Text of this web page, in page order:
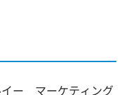
イー マーケティング